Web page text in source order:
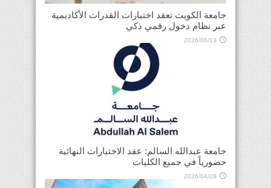
جامعة الكويت تعقد اختبارات القدرات الأكاديمية
عبر نظام دخول رقمي ذكي
2026/06/13
جامعة عبدالله السالم: عقد الاختبارات النهائية
حضورياً في جميع الكليات
2026/04/28